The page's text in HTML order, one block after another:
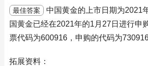
最佳答案
中国黄金的上市日期为2021
国黄金已经在2021年的1月27日进行申
票代码为600916，申购的代码为730916
拓展资料：